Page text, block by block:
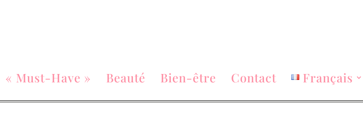
« Must-Have » Beauté Bien-être Contact Français